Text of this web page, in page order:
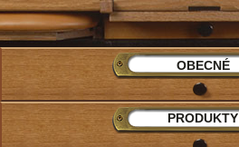
OBECNÉ
PRODUKTY